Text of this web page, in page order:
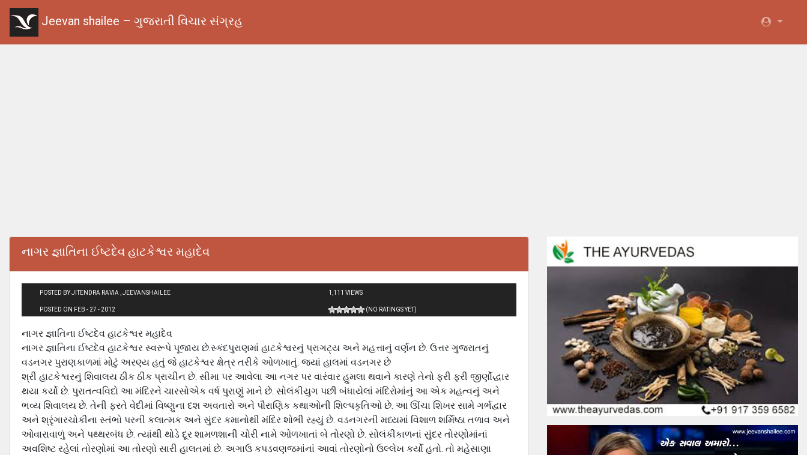
Jeevan shailee – ગુજરાતી વિચાર સંગ્રહ
નાગર જ્ઞાતિના ઈષ્ટદેવ હાટકેશ્વર મહાદેવ
POSTED BY JITENDRA RAVIA , JEEVANSHAILEE
POSTED ON FEB - 27 - 2012
1,111 VIEWS
(NO RATINGS YET)
નાગર જ્ઞાતિના ઈષ્ટદેવ હાટકેશ્વર મહાદેવ
નાગર જ્ઞાતિના ઈષ્ટદેવ હાટકેશ્વર સ્વરૂપે પૂજાય છે.સ્કંદપુરાણમાં હાટકેશ્વરનું પ્રાગટ્ય અને મહત્તાનું વર્ણન છે. ઉત્તર ગુજરાતનું
વડનગર પુરાણકાળમાં મોટું અરણ્ય હતું જે હાટકેશ્વર ક્ષેત્ર તરીકે ઓળખાતું. જયાં હાલમાં વડનગર છે
શ્રી હાટકેશ્વરનું શિવાલય ઠીક ઠીક પ્રાચીન છે. સીમા પર આવેલા આ નગર પર વારંવાર હુમલા થવાને કારણે તેનો ફરી ફરી જીર્ણોદ્ધાર
થયા કર્યો છે. પુરાતત્‍વવિદો આ મંદિરને ચારસોએક વર્ષ પુરાણું માને છે. સોલંકીયુગ પછી બંધાયેલાં મંદિરોમાંનું આ એક મહત્‍વનું અને
ભવ્‍ય શિવાલય છે. તેની ફરતે વેદીમાં વિષ્‍ણુના દશ અવતારો અને પૌરાણિક કથાઓની શિલ્‍પકૃતિઓ છે. આ ઊંચા શિખર સામે ગર્ભદ્વાર
અને શ્રૃંગારચોકીના સ્‍તંભો પરની કલાત્‍મક અને સુંદર કમાનોથી મંદિર શોભી રહ્યું છે. વડનગરની મધ્યમાં વિશાળ શર્મિષ્‍ઠા તળાવ અને
ઓવારાવાળું અને પથ્થરબંધ છે. ત્‍યાંથી થોડે દૂર શામળશાની ચોરી નામે ઓળખાતાં બે તોરણો છે. સોલંકીકાળનાં સુંદર તોરણોમાંનાં
અવશિષ્‍ટ રહેલાં તોરણોમાં આ તોરણો સારી હાલતમાં છે. અગાઉ કપડવણજમાંનાં આવાં તોરણોનો ઉલ્‍લેખ કર્યો હતો. તો મહેસાણા